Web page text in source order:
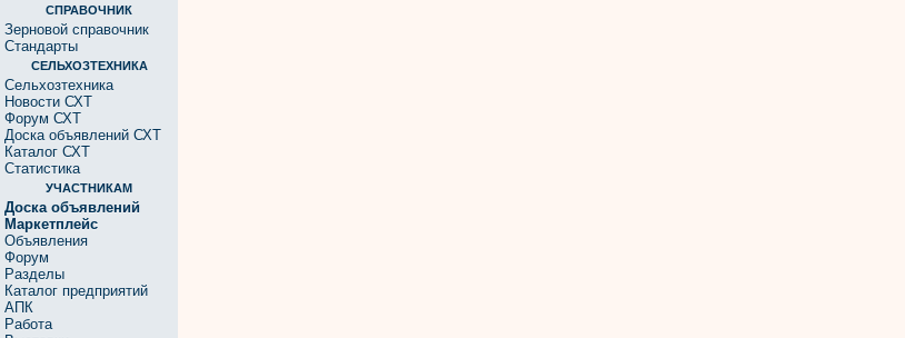
СПРАВОЧНИК
Зерновой справочник
Стандарты
СЕЛЬХОЗТЕХНИКА
Сельхозтехника
Новости СХТ
Форум СХТ
Доска объявлений СХТ
Каталог СХТ
Статистика
УЧАСТНИКАМ
Доска объявлений
Маркетплейс
Объявления
Форум
Разделы
Каталог предприятий
АПК
Работа